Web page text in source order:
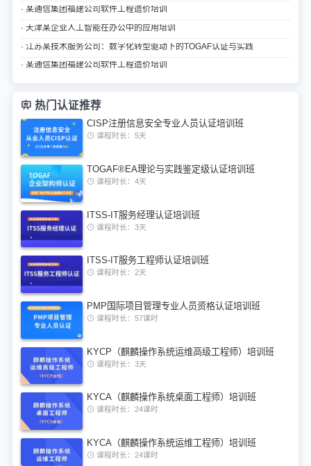
· 某通信集团福建公司软件工程造价培训
· 天津某企业人工智能在办公中的应用培训
· 江苏某技术服务公司：数字化转型驱动下的TOGAF认证与实践
· 某通信集团福建公司软件工程造价培训
热门认证推荐
CISP注册信息安全专业人员认证培训班
课程时长：5天
TOGAF®EA理论与实践鉴定级认证培训班
课程时长：4天
ITSS-IT服务经理认证培训班
课程时长：3天
ITSS-IT服务工程师认证培训班
课程时长：2天
PMP国际项目管理专业人员资格认证培训班
课程时长：57课时
KYCP（麒麟操作系统运维高级工程师）培训班
课程时长：3天
KYCA（麒麟操作系统桌面工程师）培训班
课程时长：24课时
KYCA（麒麟操作系统运维工程师）培训班
课程时长：24课时